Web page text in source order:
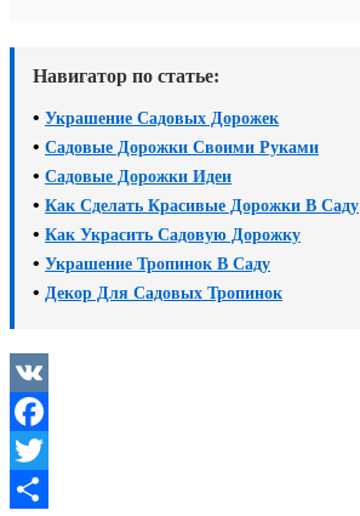
Навигатор по статье:
• Украшение Садовых Дорожек
• Садовые Дорожки Своими Руками
• Садовые Дорожки Идеи
• Как Сделать Красивые Дорожки В Саду
• Как Украсить Садовую Дорожку
• Украшение Тропинок В Саду
• Декор Для Садовых Тропинок
VK
Facebook
Twitter